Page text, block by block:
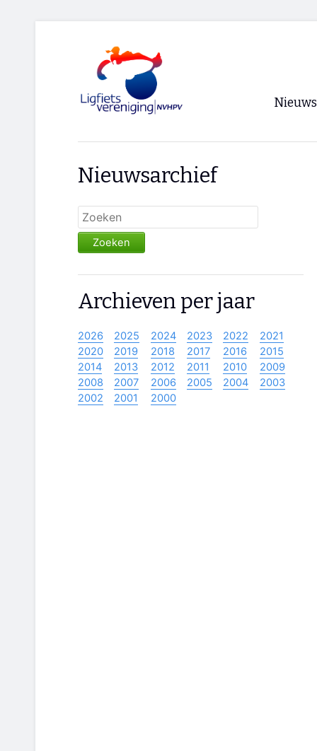
Nieuws
Nieuwsarchief
Zoeken
Archieven per jaar
2026 2025 2024 2023 2022
2021
2020
2019 2018 2017 2016
2015
2014
2013 2012 2011 2010
2009
2008
2007 2006 2005 2004
2003
2002
2001 2000